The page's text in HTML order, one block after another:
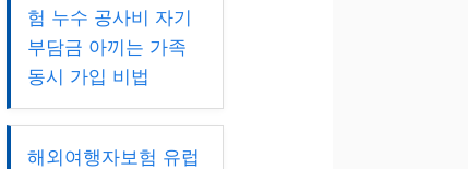
험 누수 공사비 자기
부담금 아끼는 가족
동시 가입 비법
해외여행자보험 유럽